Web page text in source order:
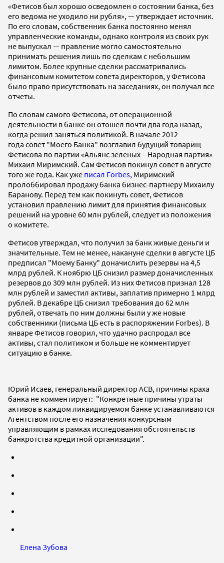
«Фетисов был хорошо осведомлен о состоянии банка, без
его ведома не уходило ни рубля», — утверждает источник.
По его словам, собственник банка постоянно менял
управленческие команды, однако контроля из своих рук
не выпускал — правление могло самостоятельно
принимать решения лишь по сделкам с небольшим
лимитом. Более крупные сделки рассматривались
финансовым комитетом совета директоров, у Фетисова
было право присутствовать на заседаниях, он получал все
отчеты.
По словам самого Фетисова, от операционной
деятельности в банке он отошел почти два года назад,
когда решил заняться политикой. В начале 2012
года совет "Моего Банка" возглавил будущий товарищ
Фетисова по партии «Альянс зеленых – Народная партия»
Михаил Миримский. Сам Фетисов покинул совет в августе
того же года. Как уже писал Forbes, Миримский
пролоббировал продажу банка бизнес-партнеру Михаилу
Баранову. Перед тем как покинуть совет, Фетисов
установил правлению лимит для принятия финансовых
решений на уровне 60 млн рублей, следует из положения
о комитете.
Фетисов утверждал, что получил за банк живые деньги и
значительные. Тем не менее, накануне сделки в августе ЦБ
предписал "Моему Банку" доначислить резервы на 4,5
млрд рублей. К ноябрю ЦБ снизил размер доначисленных
резервов до 309 млн рублей. Из них Фетисов признал 128
млн рублей и заместил активы, заплатив примерно 1 млрд
рублей. В декабре ЦБ снизил требования до 62 млн
рублей, отвечать по ним должны были у же новые
собственники (письма ЦБ есть в распоряжении Forbes). В
январе Фетисов говорил, что удачно распродал все
активы, стал политиком и больше не комментирует
ситуацию в банке.
Юрий Исаев, генеральный директор АСВ, причины краха
банка не комментирует: "Конкретные причины утраты
активов в каждом ликвидируемом банке устанавливаются
Агентством после его назначения конкурсным
управляющим в рамках исследования обстоятельств
банкротства кредитной организации".
Елена Зубова